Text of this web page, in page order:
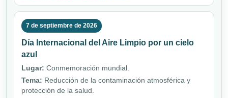
7 de septiembre de 2026
Día Internacional del Aire Limpio por un cielo
azul
Lugar: Conmemoración mundial.
Tema: Reducción de la contaminación atmosférica y
protección de la salud.